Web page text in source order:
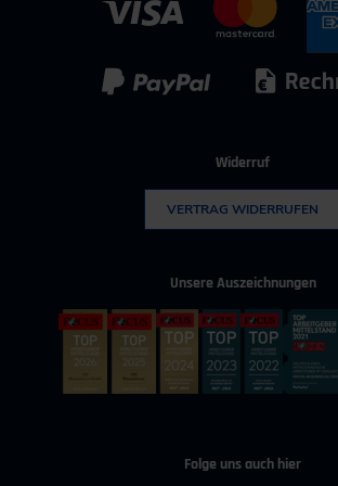
IT & Digitalisierung
Widerruf
VERTRAG WIDERRUFEN
Unsere Auszeichnungen
Folge uns auch hier